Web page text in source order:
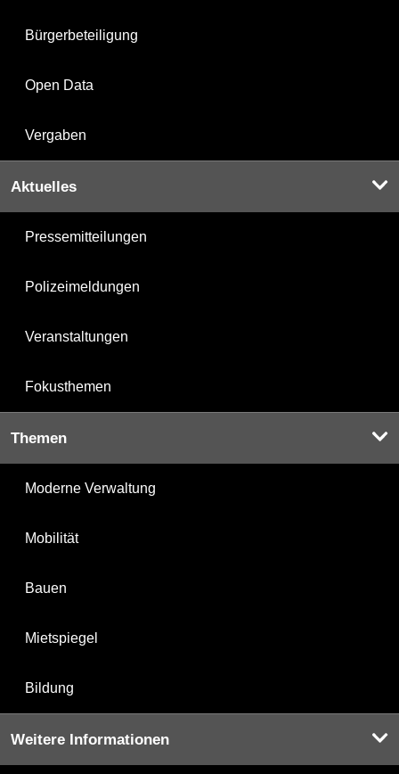
Bürgerbeteiligung
Open Data
Vergaben
Aktuelles
Pressemitteilungen
Polizeimeldungen
Veranstaltungen
Fokusthemen
Themen
Moderne Verwaltung
Mobilität
Bauen
Mietspiegel
Bildung
Weitere Informationen